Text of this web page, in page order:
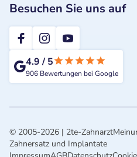
Besuchen Sie uns auf
2te-ZahnarztMeinung
4.9/5
906 Bewertungen bei Google
© 2005-2026 | 2te-
Zahnersatz und Implantate